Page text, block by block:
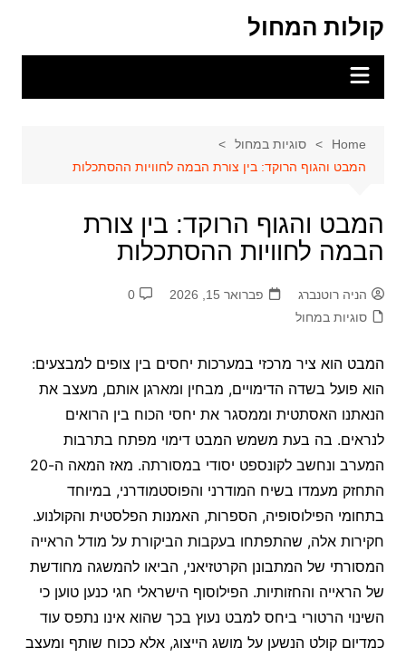
content
קולות המחול
Home
סוגיות במחול
המבט והגוף הרוקד: בין צורת הבמה לחוויות ההסתכלות
המבט והגוף הרוקד: בין צורת
הבמה לחוויות ההסתכלות
הניה רוטנברג פברואר 15, 2026
0
סוגיות במחול
המבט הוא ציר מרכזי במערכות יחסים בין צופים למבצעים:
הוא פועל בשדה הדימויים, מבחין ומארגן אותם, מעצב את
הנאתנו האסתטית וממסגר את יחסי הכוח בין הרואים
לנראים. בה בעת משמש המבט דימוי מפתח בתרבות
המערב ונחשב לקונספט יסודי במסורתה. מאז המאה ה-20
התחזק מעמדו בשיח המודרני והפוסטמודרני, במיוחד
בתחומי הפילוסופיה, הספרות, האמנות הפלסטית והקולנוע.
חקירות אלה, שהתפתחו בעקבות הביקורת על מודל הראייה
המסורתי של המתבונן הקרטזיאני, הביאו להמשגה מחודשת
של הראייה והחזותיות. הפילוסוף הישראלי חגי כנען טוען כי
השינוי הרטורי ביחס למבט נעוץ בכך שהוא אינו נתפס עוד
כמדיום קולט הנשען על מושג הייצוג, אלא ככוח שותף ומעצב